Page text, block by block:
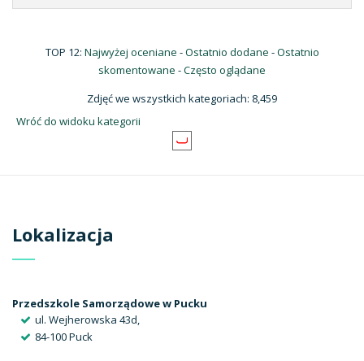
TOP 12: Najwyżej oceniane -Ostatnio dodane -Ostatnio
skomentowane -Często oglądane
Zdjęć we wszystkich kategoriach: 8,459
Wróć do widoku kategorii
Lokalizacja
Przedszkole Samorządowe w Pucku
ul. Wejherowska 43d,
84-100 Puck